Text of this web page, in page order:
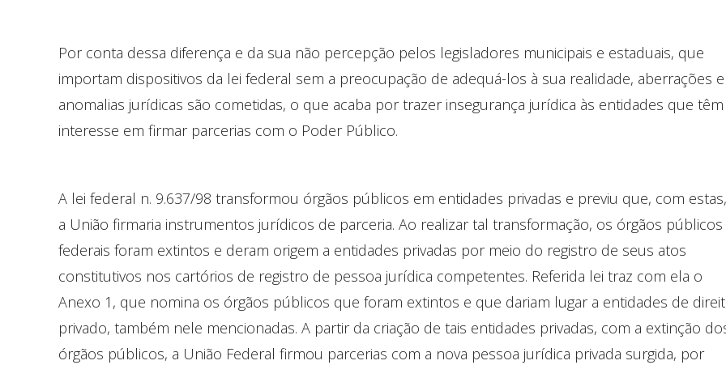
Por conta dessa diferença e da sua não percepção pelos legisladores municipais e estaduais, que
importam dispositivos da lei federal sem a preocupação de adequá-los à sua realidade, aberrações e
anomalias jurídicas são cometidas, o que acaba por trazer insegurança jurídica às entidades que têm
interesse em firmar parcerias com o Poder Público.
A lei federal n. 9.637/98 transformou órgãos públicos em entidades privadas e previu que, com estas,
a União firmaria instrumentos jurídicos de parceria. Ao realizar tal transformação, os órgãos públicos
federais foram extintos e deram origem a entidades privadas por meio do registro de seus atos
constitutivos nos cartórios de registro de pessoa jurídica competentes. Referida lei traz com ela o
Anexo 1, que nomina os órgãos públicos que foram extintos e que dariam lugar a entidades de
privado, também nele mencionadas. A partir da criação de tais entidades privadas, com a extinção
órgãos públicos, a União Federal firmou parcerias com a nova pessoa jurídica privada surgida, por